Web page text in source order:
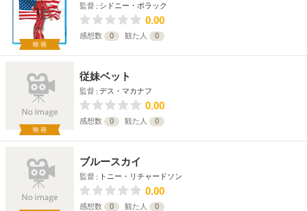
映画
監督 シドニー・ポラック
0.00
感想数 0 観た人 0
映画
従妹ベット
監督 デス・マカナフ
0.00
感想数 0 観た人 0
ブルースカイ
監督 トニー・リチャードソン
0.00
感想数 0 観た人 0